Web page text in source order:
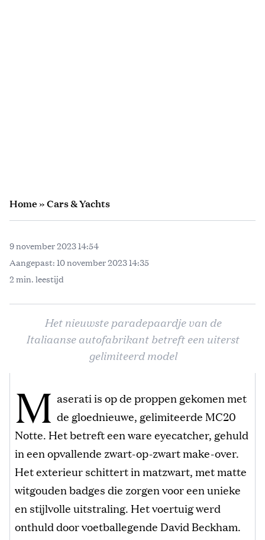
Home»Cars & Yachts
9 november 2023 14:54
Aangepast: 10 november 2023 14:35
2 min. leestijd
Het nieuwste paradepaardje van de
Italiaanse autofabrikant betreft een uiterst
gelimiteerd model
M aserati is op de proppen gekomen met
de gloednieuwe, gelimiteerde MC20
Notte. Het betreft een ware eyecatcher, gehuld
in een opvallende zwart-op-zwart make-over.
Het exterieur schittert in matzwart, met matte
witgouden badges die zorgen voor een unieke
en stijlvolle uitstraling. Het voertuig werd
onthuld door voetballegende David Beckham.